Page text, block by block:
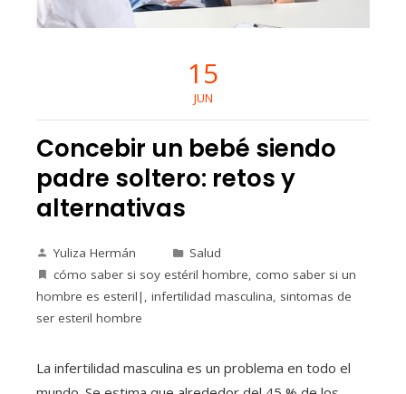
15
JUN
Concebir un bebé siendo
padre soltero: retos y
alternativas
Yuliza Hermán
Salud
cómo saber si soy estéril hombre, como saber si un
hombre es esteril| , infertilidad masculina, sintomas de
ser esteril hombre
La infertilidad masculina es un problema en todo el